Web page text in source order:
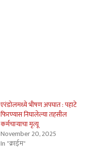
एरंडोलमध्ये भीषण अपघात : पहाटे
फिरण्यास निघालेल्या तहसील
कर्मचार्‍याचा मृत्यू
November 20, 2025
In "क्राईम"